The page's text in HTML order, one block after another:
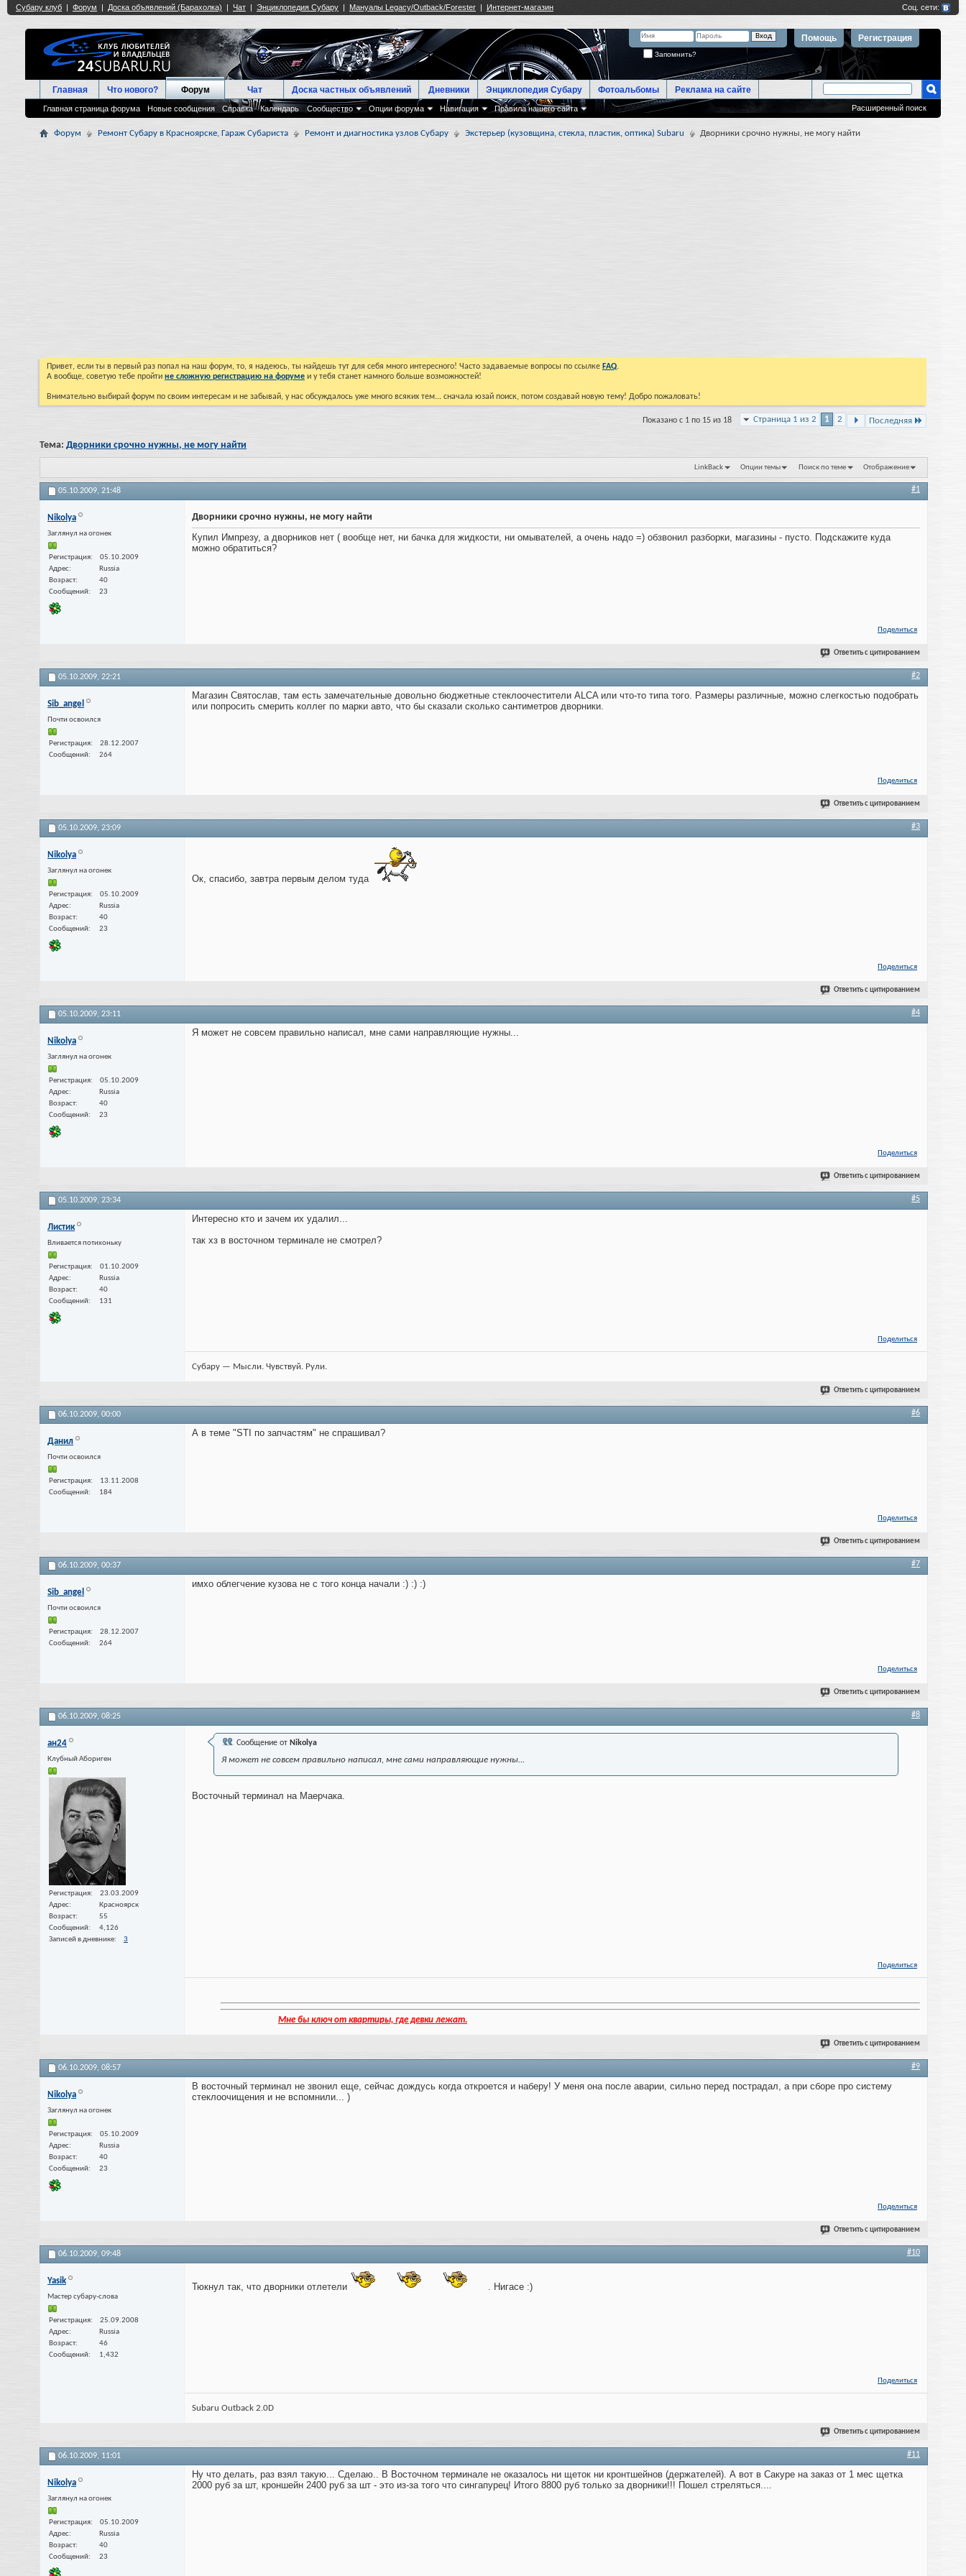
Регистрация
Помощь
Запомнить?
Главная Что нового? Форум
Главная страница форума Новые сообщения Справка Календарь Сообщество Опции форума Навигация Правила нашего сайта
Чат Доска частных объявлений Дневники Энциклопедия Субару Фотоальбомы Реклама на сайте
Расширенный поиск
Форум Ремонт Субару в Красноярске, Гараж Субариста Ремонт и диагностика узлов Субару Экстерьер (кузовщина, стекла, пластик, оптика) Subaru Дворники срочно нужны, не могу найти
Привет, если ты в первый раз попал на наш форум, то, я надеюсь, ты найдешь тут для себя много интересного! Часто задаваемые вопросы по ссылке FAQ.
А вообще, советую тебе пройти не сложную регистрацию на форуме и у тебя станет намного больше возможностей!
Внимательно выбирай форум по своим интересам и не забывай, у нас обсуждалось уже много всяких тем... сначала юзай поиск, потом создавай новую тему! Добро пожаловать!
Страница 1 из 2 1 2 Последняя
Показано с 1 по 15 из 18
Тема: Дворники срочно нужны, не могу найти
LinkBack Опции темы Поиск по теме Отображение
05.10.2009, 21:48 #1
Nikolya
Заглянул на огонек
Регистрация
05.10.2009
Адрес
Russia
Возраст
40
Сообщений
23
Дворники срочно нужны, не могу найти
Купил Импрезу, а дворников нет ( вообще нет, ни бачка для жидкости, ни омывателей, а очень надо =) обзвонил разборки, магазины - пусто. Подскажите куда
можно обратиться?
Поделиться
Ответить с цитированием
05.10.2009, 22:21 #2
Sib_angel
Почти освоился
Регистрация
28.12.2007
Сообщений
264
Магазин Святослав, там есть замечательные довольно бюджетные стеклоочестители ALCA или что-то типа того. Размеры различные, можно слегкостью подобрать
или попросить смерить коллег по марки авто, что бы сказали сколько сантиметров дворники.
Поделиться
Ответить с цитированием
05.10.2009, 23:09 #3
Nikolya
Заглянул на огонек
Регистрация
05.10.2009
Адрес
Russia
Возраст
40
Сообщений
23
Ок, спасибо, завтра первым делом туда
Поделиться
Ответить с цитированием
05.10.2009, 23:11 #4
Nikolya
Заглянул на огонек
Регистрация
05.10.2009
Адрес
Russia
Возраст
40
Сообщений
23
Я может не совсем правильно написал, мне сами направляющие нужны...
Поделиться
Ответить с цитированием
05.10.2009, 23:34 #5
Листик
Вливается потихоньку
Регистрация
01.10.2009
Адрес
Russia
Возраст
40
Сообщений
131
Интересно кто и зачем их удалил...
так хз в восточном терминале не смотрел?
Поделиться
Субару — Мысли. Чувствуй. Рули.
Ответить с цитированием
06.10.2009, 00:00 #6
Данил
Почти освоился
Регистрация
13.11.2008
Сообщений
184
А в теме "STI по запчастям" не спрашивал?
Поделиться
Ответить с цитированием
06.10.2009, 00:37 #7
Sib_angel
Почти освоился
Регистрация
28.12.2007
Сообщений
264
имхо облегчение кузова не с того конца начали :) :) :)
Поделиться
Ответить с цитированием
06.10.2009, 08:25 #8
ан24
Клубный Абориген
Регистрация
23.03.2009
Адрес
Красноярск
Возраст
55
Сообщений
4,126
Записей в дневнике
3
Сообщение от Nikolya
Я может не совсем правильно написал, мне сами направляющие нужны...
Восточный терминал на Маерчака.
Поделиться
Мне бы ключ от квартиры, где девки лежат.
Ответить с цитированием
06.10.2009, 08:57 #9
Nikolya
Заглянул на огонек
Регистрация
05.10.2009
Адрес
Russia
Возраст
40
Сообщений
23
В восточный терминал не звонил еще, сейчас дождусь когда откроется и наберу! У меня она после аварии, сильно перед пострадал, а при сборе про систему
стеклоочищения и не вспомнили... )
Поделиться
Ответить с цитированием
06.10.2009, 09:48 #10
Yasik
Мастер субару-слова
Регистрация
25.09.2008
Адрес
Russia
Возраст
46
Сообщений
1,432
Тюкнул так, что дворники отлетели . Нигасе :)
Поделиться
Subaru Outback 2.0D
Ответить с цитированием
06.10.2009, 11:01 #11
Nikolya
Заглянул на огонек
Регистрация
05.10.2009
Адрес
Russia
Возраст
40
Сообщений
23
Ну что делать, раз взял такую... Сделаю.. В Восточном терминале не оказалось ни щеток ни кронтшейнов (держателей). А вот в Сакуре на заказ от 1 мес щетка
2000 руб за шт, кроншейн 2400 руб за шт - это из-за того что сингапурец! Итого 8800 руб только за дворники!!! Пошел стреляться....